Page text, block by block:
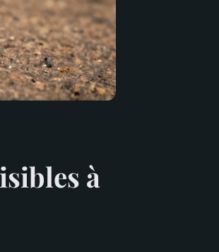
à